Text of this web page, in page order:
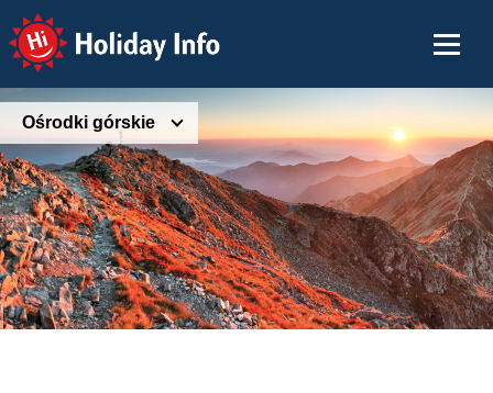
Holiday Info
Ośrodki górskie